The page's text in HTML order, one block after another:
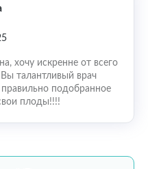
хочу искренне от всего
талантливый врач
подобранное
плоды!!!!